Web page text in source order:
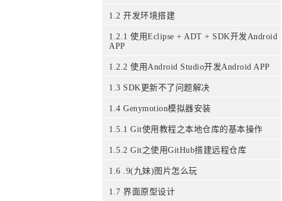
1.2 开发环境搭建
1.2.1 使用Eclipse + ADT + SDK开发Android
APP
1.2.2 使用Android Studio开发Android APP
1.3 SDK更新不了问题解决
1.4 Genymotion模拟器安装
1.5.1 Git使用教程之本地仓库的基本操作
1.5.2 Git之使用GitHub搭建远程仓库
1.6 .9(九妹)图片怎么玩
1.7 界面原型设计